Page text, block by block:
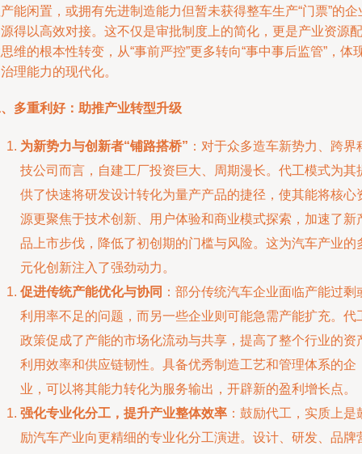
能闲置，或拥有先进制造能力但暂未获得整车生产“门票”的企
得以高效对接。这不仅是审批制度上的简化，更是产业资源配
维的根本性转变，从“事前严控”更多转向“事中事后监管”，体
理能力的现代化。
多重利好：助推产业转型升级
为新势力与创新者“铺路搭桥” ：对于众多造车新势力、跨界
技公司而言，自建工厂投资巨大、周期漫长。代工模式为其
供了快速将研发设计转化为量产产品的捷径，使其能将核心
源更聚焦于技术创新、用户体验和商业模式探索，加速了新
品上市步伐，降低了初创期的门槛与风险。这为汽车产业的
元化创新注入了强劲动力。
促进传统产能优化与协同 ：部分传统汽车企业面临产能过剩
利用率不足的问题，而另一些企业则可能急需产能扩充。代
政策促成了产能的市场化流动与共享，提高了整个行业的资
利用效率和供应链韧性。具备优秀制造工艺和管理体系的企
业，可以将其能力转化为服务输出，开辟新的盈利增长点。
强化专业化分工，提升产业整体效率 ：鼓励代工，实质上是
励汽车产业向更精细的专业化分工演进。设计、研发、品牌